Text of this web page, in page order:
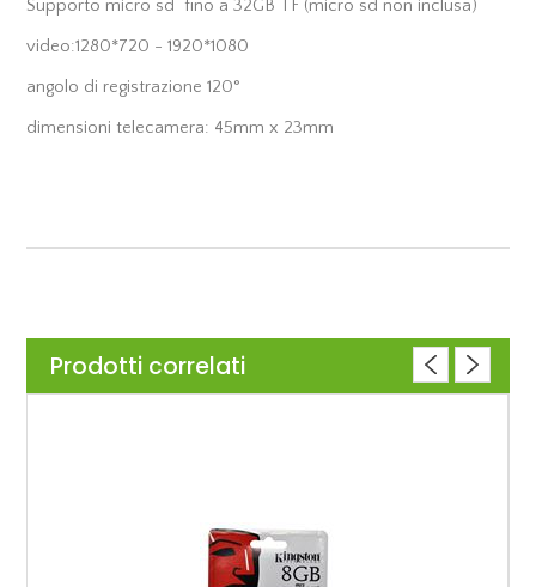
Supporto micro sd fino a 32GB TF (micro sd non inclusa)
video:1280*720 - 1920*1080
angolo di registrazione 120°
dimensioni telecamera: 45mm x 23mm
Prodotti correlati